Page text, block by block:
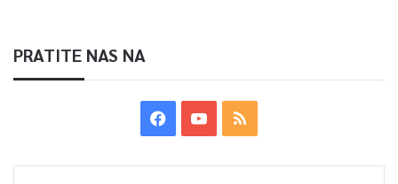
PRATITE NAS NA